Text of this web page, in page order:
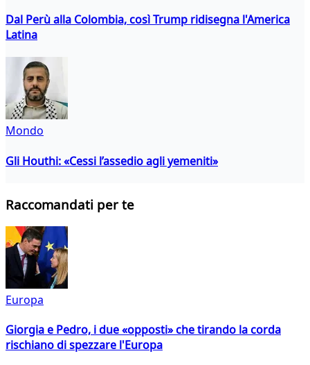
Dal Perù alla Colombia, così Trump ridisegna l'America
Latina
Mondo
Gli Houthi: «Cessi l’assedio agli yemeniti»
Raccomandati per te
Europa
Giorgia e Pedro, i due «opposti» che tirando la corda
rischiano di spezzare l'Europa